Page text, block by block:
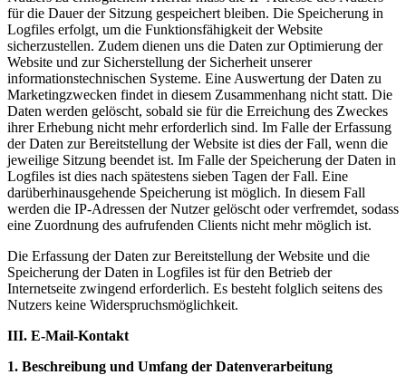
für die Dauer der Sitzung gespeichert bleiben. Die Speicherung in
Logfiles erfolgt, um die Funktionsfähigkeit der Website
sicherzustellen. Zudem dienen uns die Daten zur Optimierung der
Website und zur Sicherstellung der Sicherheit unserer
informationstechnischen Systeme. Eine Auswertung der Daten zu
Marketingzwecken findet in diesem Zusammenhang nicht statt. Die
Daten werden gelöscht, sobald sie für die Erreichung des Zweckes
ihrer Erhebung nicht mehr erforderlich sind. Im Falle der Erfassung
der Daten zur Bereitstellung der Website ist dies der Fall, wenn die
jeweilige Sitzung beendet ist. Im Falle der Speicherung der Daten in
Logfiles ist dies nach spätestens sieben Tagen der Fall. Eine
darüberhinausgehende Speicherung ist möglich. In diesem Fall
werden die IP-Adressen der Nutzer gelöscht oder verfremdet, sodass
eine Zuordnung des aufrufenden Clients nicht mehr möglich ist.
Die Erfassung der Daten zur Bereitstellung der Website und die
Speicherung der Daten in Logfiles ist für den Betrieb der
Internetseite zwingend erforderlich. Es besteht folglich seitens des
Nutzers keine Widerspruchsmöglichkeit.
III. E-Mail-Kontakt
1. Beschreibung und Umfang der Datenverarbeitung